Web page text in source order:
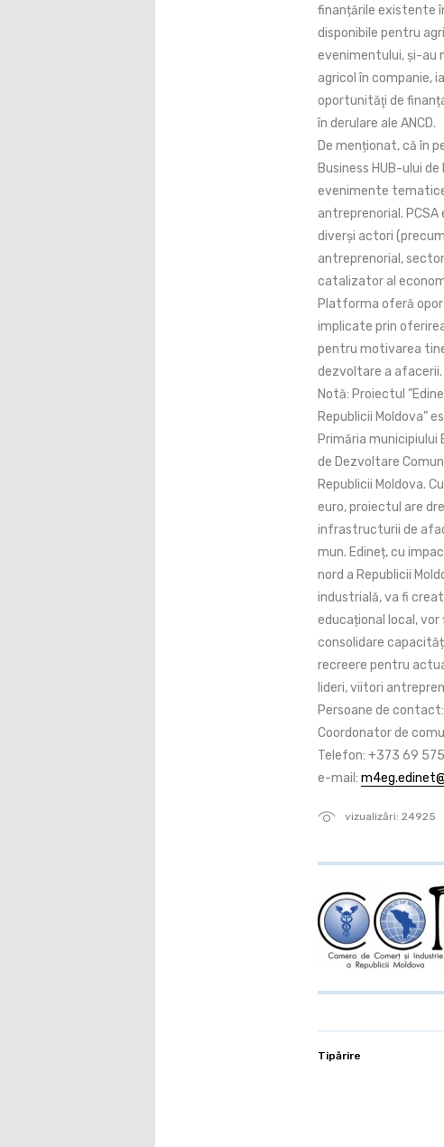
vizualizări: 24925
finanțările existente
disponibile pentru
evenimentului, și-au
agricol în companie,
oportunităţi de
în derulare ale ANCD.
De menționat, că în
Business HUB-ului
evenimente tematice
antreprenorial.
diverși actori
antreprenorial,
catalizator al
Platforma oferă
implicate prin
pentru motivarea
dezvoltare a afacerii.
Notă: Proiectul
Republicii Moldova”
Primăria municipiului
de Dezvoltare
Republicii Moldova.
euro, proiectul are
infrastructurii de
mun. Edineț, cu
nord a Republicii
industrială, va fi
educațional local,
consolidare
recreere pentru
lideri, viitori
Persoane de
Coordonator de
Telefon: +373 69
e-mail:
Tipărire